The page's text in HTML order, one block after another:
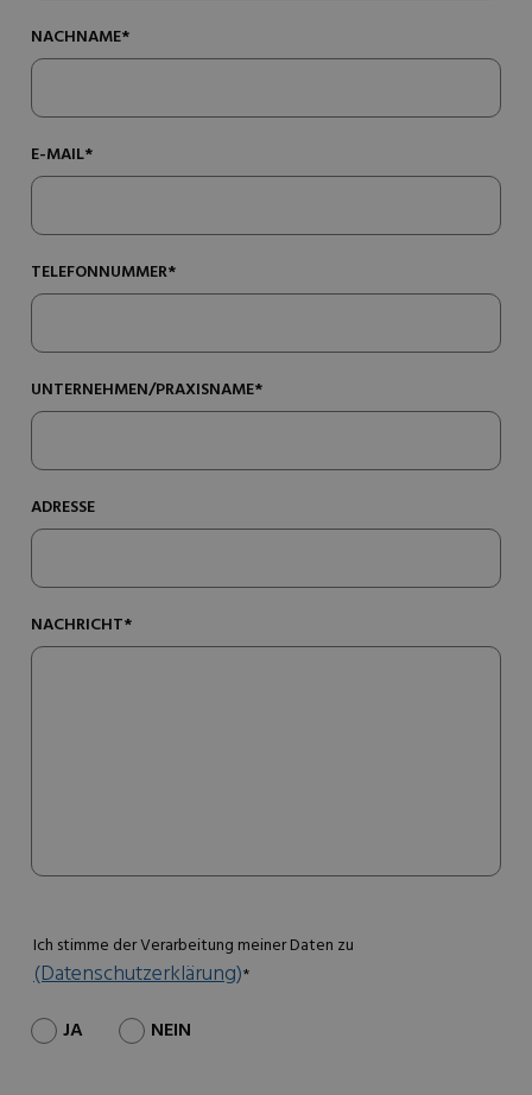
NACHNAME*
E-MAIL*
TELEFONNUMMER*
UNTERNEHMEN/PRAXISNAME*
ADRESSE
NACHRICHT*
Ich stimme der Verarbeitung meiner Daten zu
(Datenschutzerklärung)*
JA NEIN